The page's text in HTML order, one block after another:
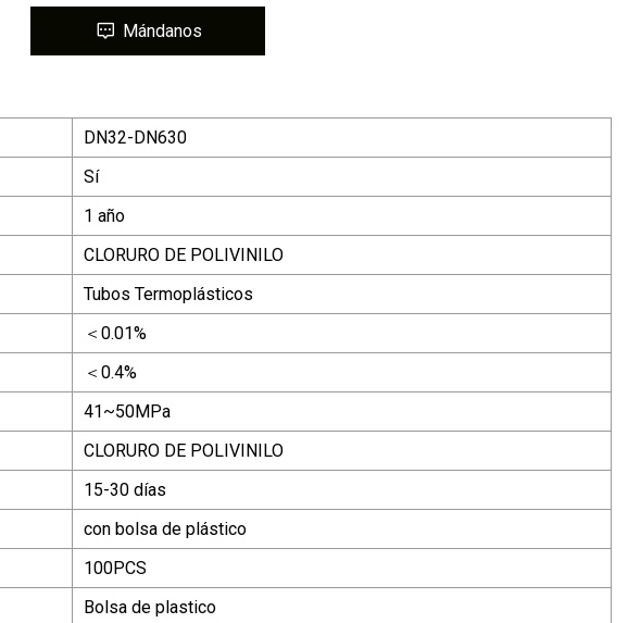
Mándanos
DN32-DN630
Sí
1 año
CLORURO DE POLIVINILO
Tubos Termoplásticos
＜0.01%
＜0.4%
41~50MPa
CLORURO DE POLIVINILO
15-30 días
con bolsa de plástico
100PCS
Bolsa de plastico